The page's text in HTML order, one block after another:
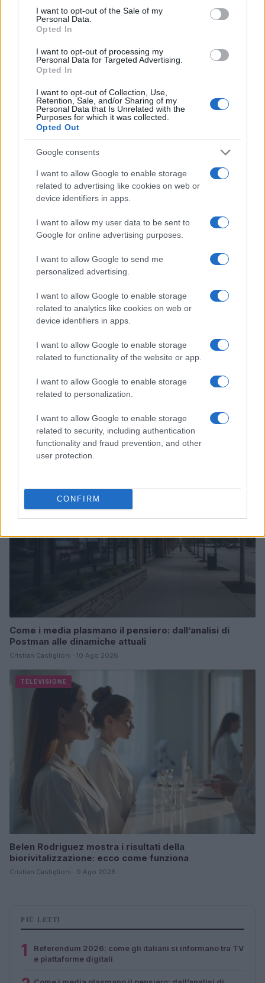
consent section.
I want to opt-out of the Sale of my
Personal Data.
Opted In
I want to opt-out of processing my
Personal Data for Targeted Advertising.
Opted In
I want to opt-out of Collection, Use,
Retention, Sale, and/or Sharing of my
Personal Data that Is Unrelated with the
Purposes for which it was collected.
Opted Out
Google consents
I want to allow Google to enable storage
related to advertising like cookies on web or
device identifiers in apps.
I want to allow my user data to be sent to
Google for online advertising purposes.
I want to allow Google to send me
personalized advertising.
I want to allow Google to enable storage
related to analytics like cookies on web or
device identifiers in apps.
I want to allow Google to enable storage
related to functionality of the website or app.
I want to allow Google to enable storage
related to personalization.
I want to allow Google to enable storage
related to security, including authentication
functionality and fraud prevention, and other
user protection.
CONFIRM
Continua a leggere
Referendum 2026: come gli italiani si informano tra
TV e piattaforme digitali
Cristian Castiglioni · 10 Ago 2026
Come i media plasmano il pensiero: dall’analisi di
Postman alle dinamiche attuali
Cristian Castiglioni · 10 Ago 2026
TELEVISIONE
Belen Rodriguez mostra i risultati della
biorivitalizzazione: ecco come funziona
Cristian Castiglioni · 9 Ago 2026
PIÙ LETTI
1
Referendum 2026: come gli italiani si informano tra TV
e piattaforme digitali